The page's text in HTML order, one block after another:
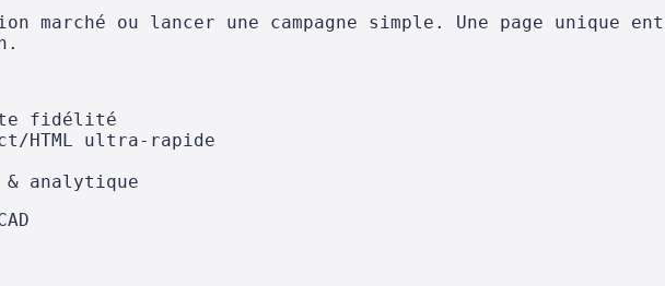
marché ou lancer une campagne simple. Une page unique
fidélité
HTML ultra-rapide
& analytique